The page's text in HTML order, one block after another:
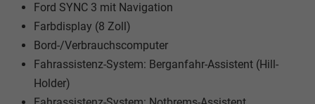
Ford SYNC 3 mit Navigation
Farbdisplay (8 Zoll)
Bord-/Verbrauchscomputer
Fahrassistenz-System: Berganfahr-Assistent (Hill-
Holder)